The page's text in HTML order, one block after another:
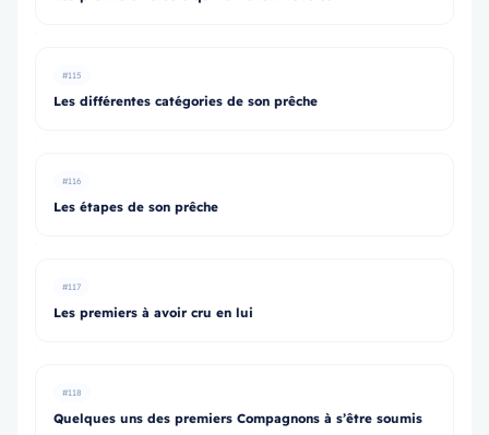
#115
Les différentes catégories de son prêche
#116
Les étapes de son prêche
#117
Les premiers à avoir cru en lui
#118
Quelques uns des premiers Compagnons à s’être soumis